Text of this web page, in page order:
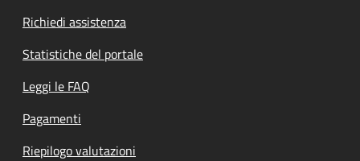
Richiedi assistenza
Statistiche del portale
Leggi le FAQ
Pagamenti
Riepilogo valutazioni